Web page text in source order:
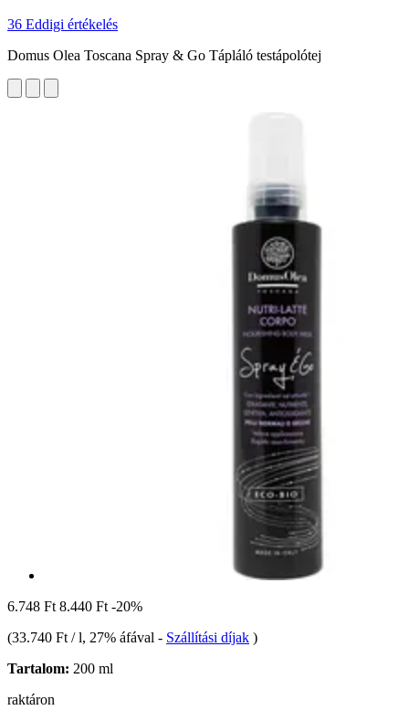
36 Eddigi értékelés
Domus Olea Toscana Spray & Go Tápláló testápolótej
6.748 Ft 8.440 Ft -20%
(33.740 Ft / l, 27% áfával - Szállítási díjak )
Tartalom: 200 ml
raktáron